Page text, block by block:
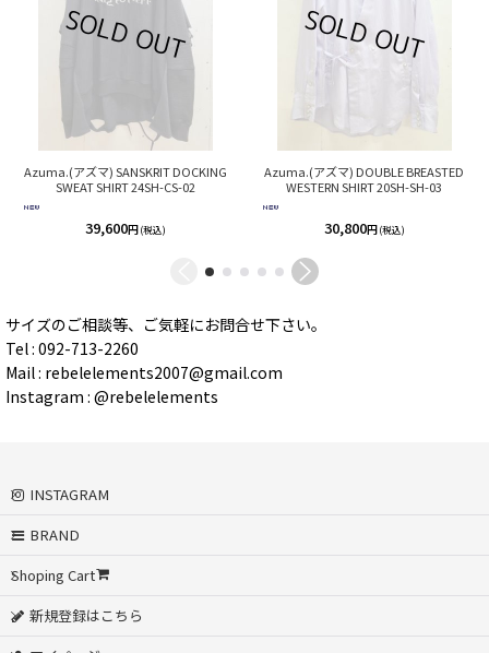
Azuma.(アズマ) SANSKRIT DOCKING
SWEAT SHIRT 24SH-CS-02
39,600円 (税込)
Azuma.(アズマ) DOUBLE BREASTED
WESTERN SHIRT 20SH-SH-03
30,800円 (税込)
サイズのご相談等、ご気軽にお問合せ下さい。
Tel : 092-713-2260
Mail : rebelelements2007@gmail.com
Instagram : @rebelelements
INSTAGRAM
BRAND
Shoping Cart
新規登録はこちら